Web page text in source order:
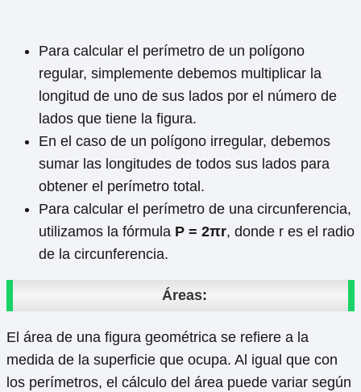
Para calcular el perímetro de un polígono
regular, simplemente debemos multiplicar la
longitud de uno de sus lados por el número de
lados que tiene la figura.
En el caso de un polígono irregular, debemos
sumar las longitudes de todos sus lados para
obtener el perímetro total.
Para calcular el perímetro de una circunferencia,
utilizamos la fórmula P = 2πr, donde r es el radio
de la circunferencia.
Áreas:
El área de una figura geométrica se refiere a la
medida de la superficie que ocupa. Al igual que con
los perímetros, el cálculo del área puede variar según